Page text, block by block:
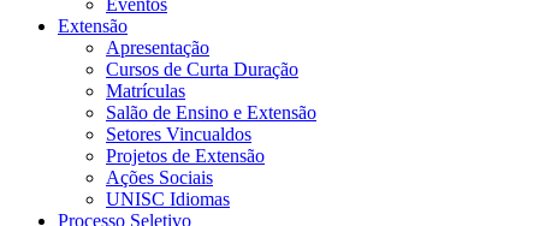
Extensão
Apresentação
Cursos de Curta Duração
Matrículas
Salão de Ensino e Extensão
Setores Vincualdos
Projetos de Extensão
Ações Sociais
UNISC Idiomas
Processo Seletivo